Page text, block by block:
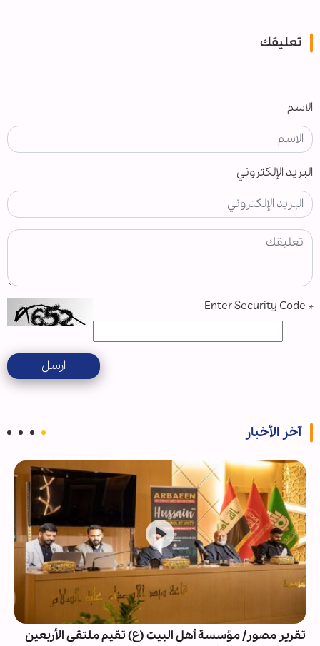
تعليقك
الاسم
البريد الإلكتروني
*
ارسل
آخر الأخبار
تقرير مصور/ مؤسسة أهل البيت (ع) تقيم ملتقى الأربعين